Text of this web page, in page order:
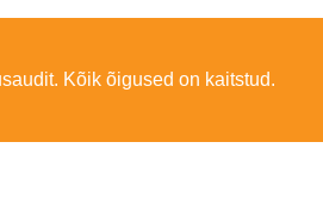
Kõik õigused on kaitstud.